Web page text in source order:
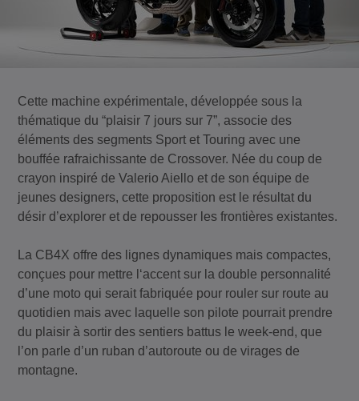
Cette machine expérimentale, développée sous la
thématique du “plaisir 7 jours sur 7”, associe des
éléments des segments Sport et Touring avec une
bouffée rafraichissante de Crossover. Née du coup de
crayon inspiré de Valerio Aiello et de son équipe de
jeunes designers, cette proposition est le résultat du
désir d’explorer et de repousser les frontières existantes.
La CB4X offre des lignes dynamiques mais compactes,
conçues pour mettre l‘accent sur la double personnalité
d’une moto qui serait fabriquée pour rouler sur route au
quotidien mais avec laquelle son pilote pourrait prendre
du plaisir à sortir des sentiers battus le week-end, que
l’on parle d’un ruban d’autoroute ou de virages de
montagne.